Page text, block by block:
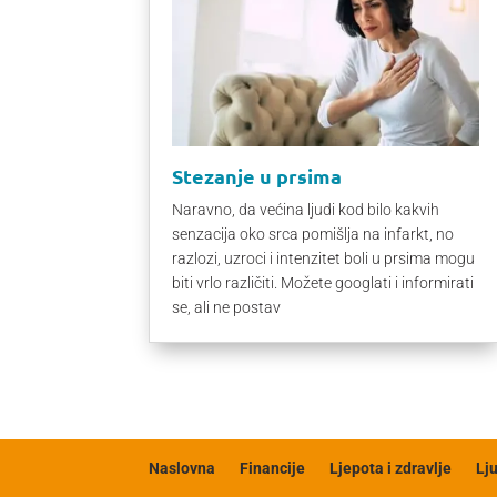
Stezanje u prsima
Naravno, da većina ljudi kod bilo kakvih
senzacija oko srca pomišlja na infarkt, no
razlozi, uzroci i intenzitet boli u prsima mogu
biti vrlo različiti. Možete googlati i informirati
se, ali ne postav
Naslovna Financije Ljepota i zdravlje